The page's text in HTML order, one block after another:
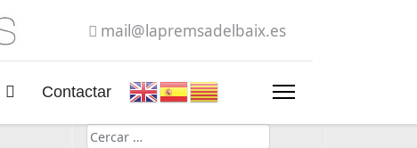
mail@lapremsadelbaix.es
Contactar
Cerca